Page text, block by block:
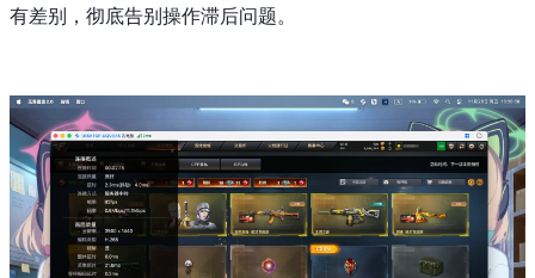
有差别，彻底告别操作滞后问题。